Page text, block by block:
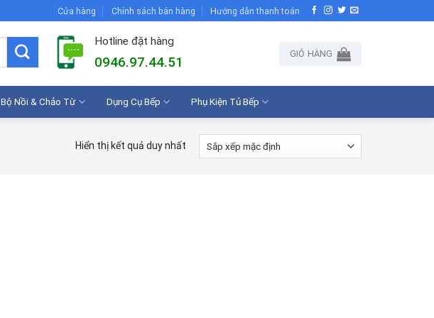
Cửa hàng Chính sách bán hàng Hướng dẫn thanh toán
Hotline đặt hàng
0946.97.44.51
GIỎ HÀNG
Bộ Nồi & Chảo Từ Dụng Cụ Bếp Phụ Kiện Tủ Bếp
Hiển thị kết quả duy nhất